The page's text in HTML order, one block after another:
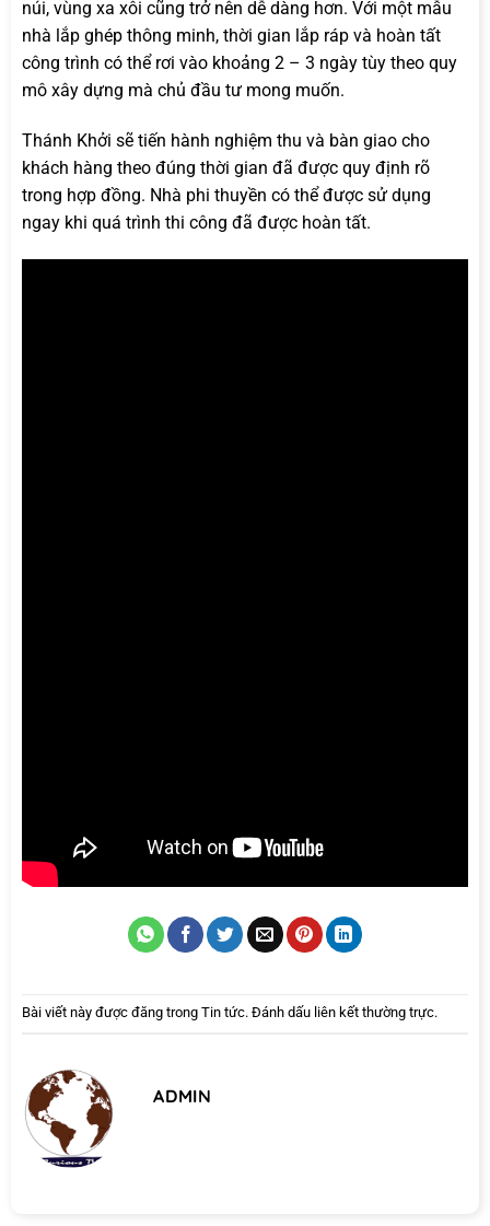
núi, vùng xa xôi cũng trở nên dễ dàng hơn. Với một mẫu
nhà lắp ghép thông minh, thời gian lắp ráp và hoàn tất
công trình có thể rơi vào khoảng 2 – 3 ngày tùy theo quy
mô xây dựng mà chủ đầu tư mong muốn.
Thánh Khởi sẽ tiến hành nghiệm thu và bàn giao cho
khách hàng theo đúng thời gian đã được quy định rõ
trong hợp đồng. Nhà phi thuyền có thể được sử dụng
ngay khi quá trình thi công đã được hoàn tất.
Bài viết này được đăng trong Tin tức. Đánh dấu liên kết thường trực.
ADMIN